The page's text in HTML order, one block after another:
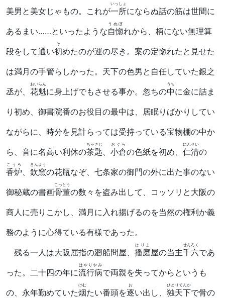
美男と美女じゃもの。これが一所
いっしょ
にならぬ話の筋は世間に
あるまい……といったような自惚
うぬぼ
れから、柄にない無理算
段をして通い初
そ
めたのが運の尽き。案の定惚れたと見せた
は満月の手管らしかった。天下の色男と自任していた銀之
丞が、 花魁
おいらん
に身上げでもさせる事か。忽ちの中
うち
に金に詰ま
り初め、御書院番のお役目の最中は、居眠りばかりしてい
ながらに、時分を見計らっては受持っている宝物棚の中か
ら、音に名高い利休の茶匙
ちゃさじ
小倉
おぐら
の色紙を初め、 仁清
にんせい
の
香炉
こうろ
欽窯
きんよう
の花瓶なぞ、七条家の御門の外に出た事のない
御秘蔵の書画骨董
こっとう
の数々を盗み出して、コッソリと大阪の
商人に売りこかし、満月に入れ揚げるのを当然の権利か義
務のように心得ている有様であった。
残る一人は大阪屈指の廻船問屋、 播磨
はりま
屋の当主千六
せんろく
であ
った。二十四の年に流行病
はやりやみ
で両親を失ってからというも
の、永年勤めていた烟
けむ
たい番頭を逐
お
い出し、 独天下
ひとりてんか
で骨の